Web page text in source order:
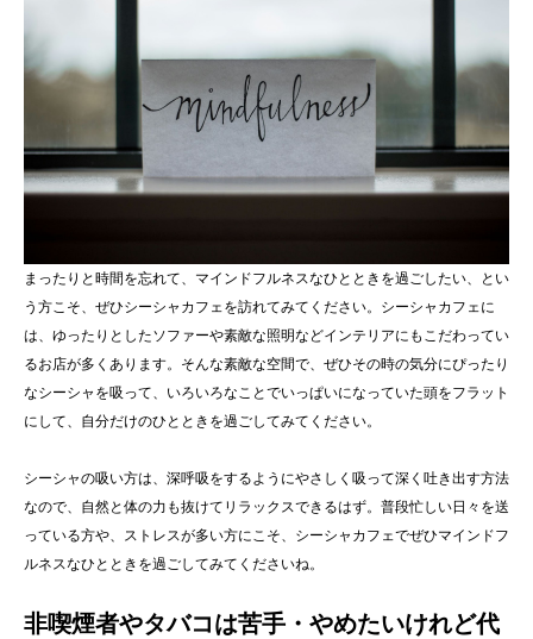
まったりと時間を忘れて、マインドフルネスなひとときを過ごしたい、とい
う方こそ、ぜひシーシャカフェを訪れてみてください。シーシャカフェに
は、ゆったりとしたソファーや素敵な照明などインテリアにもこだわってい
るお店が多くあります。そんな素敵な空間で、ぜひその時の気分にぴったり
なシーシャを吸って、いろいろなことでいっぱいになっていた頭をフラット
にして、自分だけのひとときを過ごしてみてください。
シーシャの吸い方は、深呼吸をするようにやさしく吸って深く吐き出す方法
なので、自然と体の力も抜けてリラックスできるはず。普段忙しい日々を送
っている方や、ストレスが多い方にこそ、シーシャカフェでぜひマインドフ
ルネスなひとときを過ごしてみてくださいね。
非喫煙者やタバコは苦手・やめたいけれど代